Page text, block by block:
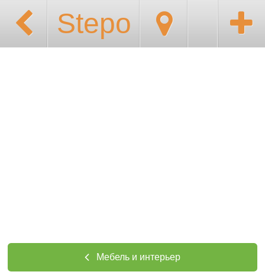
Stepo
Мебель и интерьер